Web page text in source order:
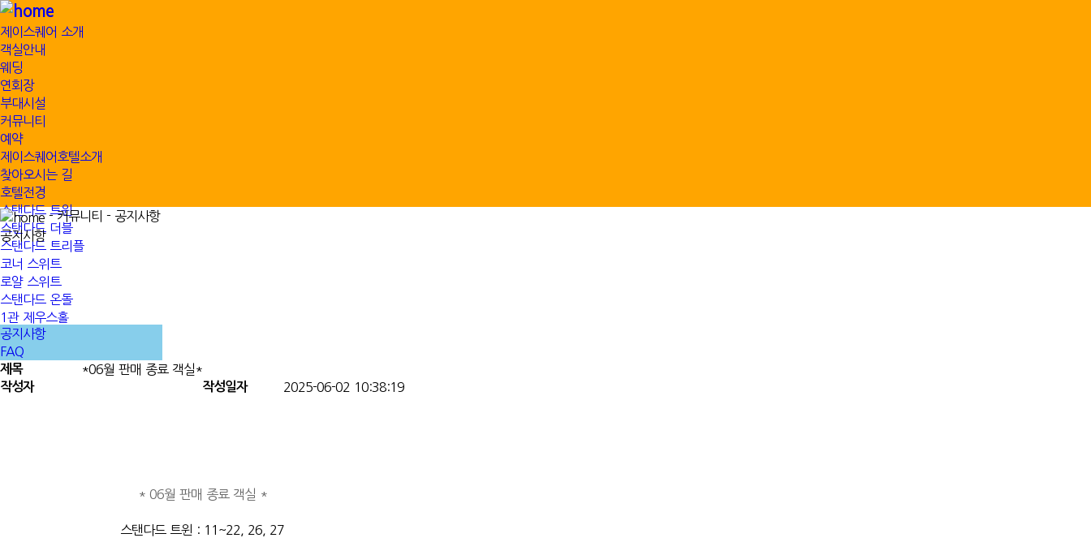
제이스퀘어 소개
객실안내
웨딩
연회장
부대시설
커뮤니티
예약
제이스퀘어호텔소개
찾아오시는 길
호텔전경
스탠다드 트윈
스탠다드 더블
스탠다드 트리플
코너 스위트
로얄 스위트
스탠다드 온돌
1관 제우스홀
2관 비너스홀
1관 신부대기실
2관 신부대기실
폐백실 1
- 커뮤니티 - 공지사항
공지사항
공지사항
FAQ
제목 *06월 판매 종료 객실*
작성자 작성일자 2025-06-02 10:38:19
* 06월 판매 종료 객실 *
스탠다드 트윈 : 11~22, 26, 27